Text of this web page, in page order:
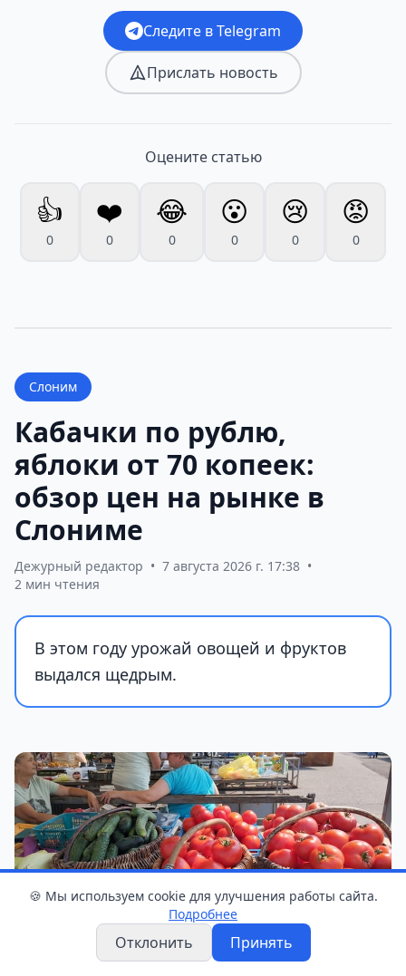
Следите в Telegram
Прислать новость
Оцените статью
👍
0
❤️
0
😂
0
😮
0
😢
0
😡
0
Слоним
Кабачки по рублю,
яблоки от 70 копеек:
обзор цен на рынке в
Слониме
Дежурный редактор • 7 августа 2026 г. 17:38 •
2 мин чтения
В этом году урожай овощей и фруктов
выдался щедрым.
Фото: GS.BY
🍪 Мы используем cookie для улучшения работы сайта.
Подробнее
Отклонить Принять